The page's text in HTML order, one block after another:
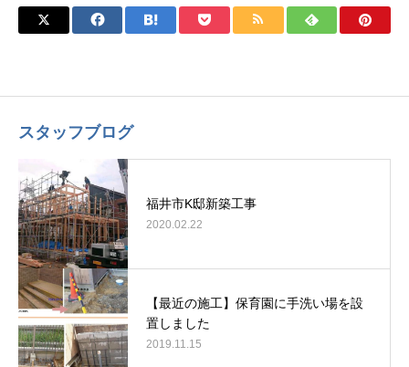
スタッフブログ
福井市K邸新築工事
2020.02.22
【最近の施工】保育園に手洗い場を設
置しました
2019.11.15